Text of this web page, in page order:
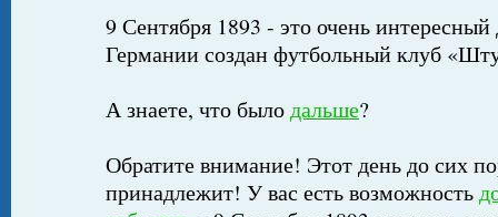
9 Сентября 1893 - это очень интересный
Германии создан футбольный клуб
А знаете, что былодальше?
Обратите внимание! Этот день до сих
принадлежит! У вас есть возможность